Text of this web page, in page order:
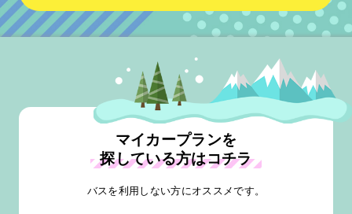
マイカープランを
探している方はコチラ
バスを利用しない方にオススメです。